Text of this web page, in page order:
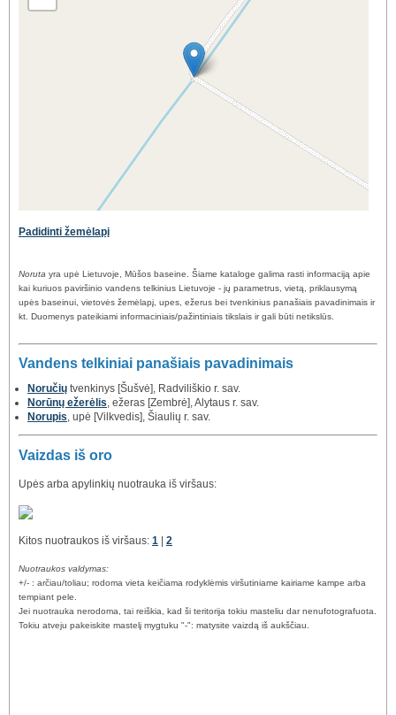
Padidinti žemėlapį
Noruta yra upė Lietuvoje, Mūšos baseine. Šiame kataloge galima rasti informaciją apie
kai kuriuos paviršinio vandens telkinius Lietuvoje - jų parametrus, vietą, priklausymą
upės baseinui, vietovės žemėlapį, upes, ežerus bei tvenkinius panašiais pavadinimais ir
kt. Duomenys pateikiami informaciniais/pažintiniais tikslais ir gali būti netikslūs.
Vandens telkiniai panašiais pavadinimais
Noručių tvenkinys [Šušvė], Radviliškio r. sav.
Norūnų ežerėlis, ežeras [Zembrė], Alytaus r. sav.
Norupis, upė [Vilkvedis], Šiaulių r. sav.
Vaizdas iš oro
Upės arba apylinkių nuotrauka iš viršaus:
Kitos nuotraukos iš viršaus: 1 | 2
Nuotraukos valdymas:
+/- : arčiau/toliau; rodoma vieta keičiama rodyklėmis viršutiniame kairiame kampe arba
tempiant pele.
Jei nuotrauka nerodoma, tai reiškia, kad ši teritorija tokiu masteliu dar nenufotografuota.
Tokiu atveju pakeiskite mastelį mygtuku "-": matysite vaizdą iš aukščiau.